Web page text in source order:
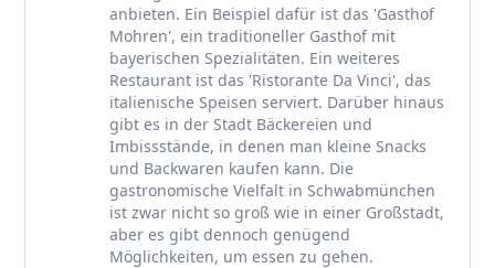
anbieten. Ein Beispiel dafür ist das 'Gasthof
Mohren', ein traditioneller Gasthof mit
bayerischen Spezialitäten. Ein weiteres
Restaurant ist das 'Ristorante Da Vinci', das
italienische Speisen serviert. Darüber hinaus
gibt es in der Stadt Bäckereien und
Imbissstände, in denen man kleine Snacks
und Backwaren kaufen kann. Die
gastronomische Vielfalt in Schwabmünchen
ist zwar nicht so groß wie in einer Großstadt,
aber es gibt dennoch genügend
Möglichkeiten, um essen zu gehen.